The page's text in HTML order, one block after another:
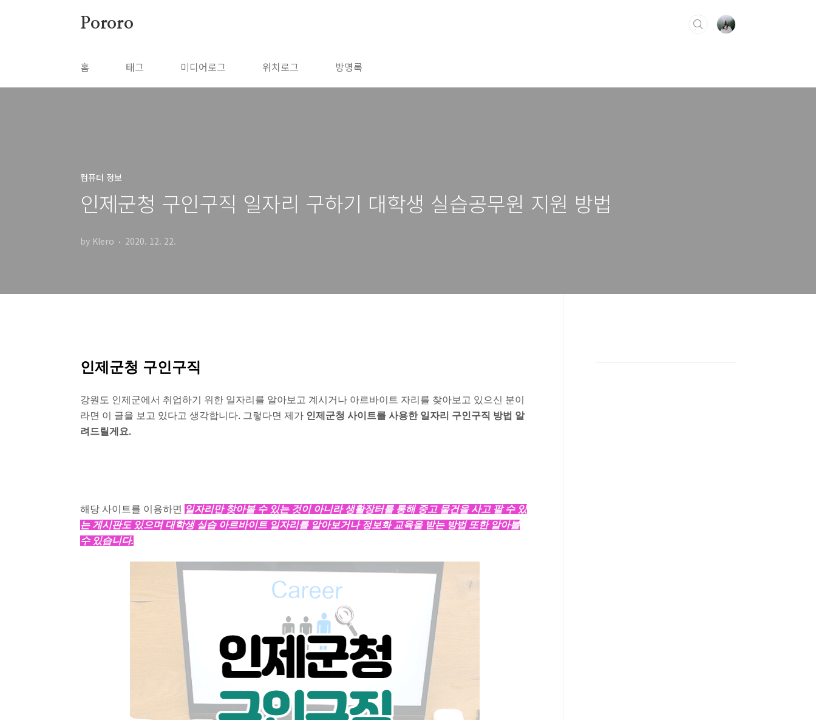
Pororo
홈 태그 미디어로그 위치로그 방명록
컴퓨터 정보
인제군청 구인구직 일자리 구하기 대학생 실습공무원 지원 방법
by Klero 2020. 12. 22.
인제군청 구인구직
강원도 인제군에서 취업하기 위한 일자리를 알아보고 계시거나 아르바이트 자리를 찾아보고 있으신 분이
라면 이 글을 보고 있다고 생각합니다. 그렇다면 제가 인제군청 사이트를 사용한 일자리 구인구직 방법 알
려드릴게요.
해당 사이트를 이용하면 일자리만 찾아볼 수 있는 것이 아니라 생활장터를 통해 중고 물건을 사고 팔 수 있
는 게시판도 있으며 대학생 실습 아르바이트 일자리를 알아보거나 정보화 교육을 받는 방법 또한 알아볼
수 있습니다.